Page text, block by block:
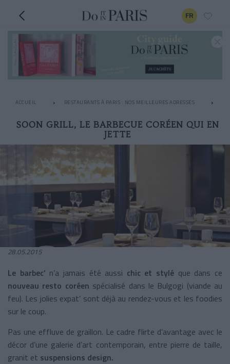
FR
ACCUEIL RESTAURANTS À PARIS : NOS MEILLEURES ADRESSES
SOON GRILL, LE BARBECUE CORÉEN QUI EN
JETTE
28.05.2015
Le barbec’ n’a jamais été aussi chic et stylé que dans ce
nouveau resto coréen spécialisé dans le Bulgogi (viande au
feu). Les jolies expat’ sont déjà au rendez-vous et les foodies
sur le coup.
Pas une effluve de graillon. Le cadre flirte d’avantage avec le
décor d’une galerie d’art contemporain, entre pierre de taille,
granit et suspensions design.